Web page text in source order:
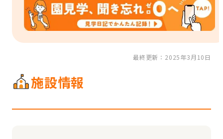
最終更新：2025年3月10日
施設情報